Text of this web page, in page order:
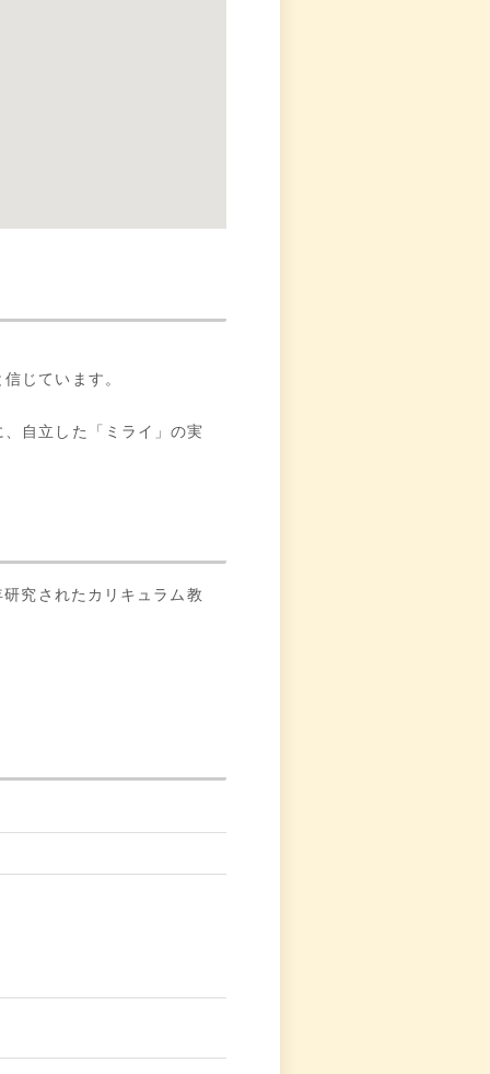
じています。
自立した「ミライ」の実
究されたカリキュラム教